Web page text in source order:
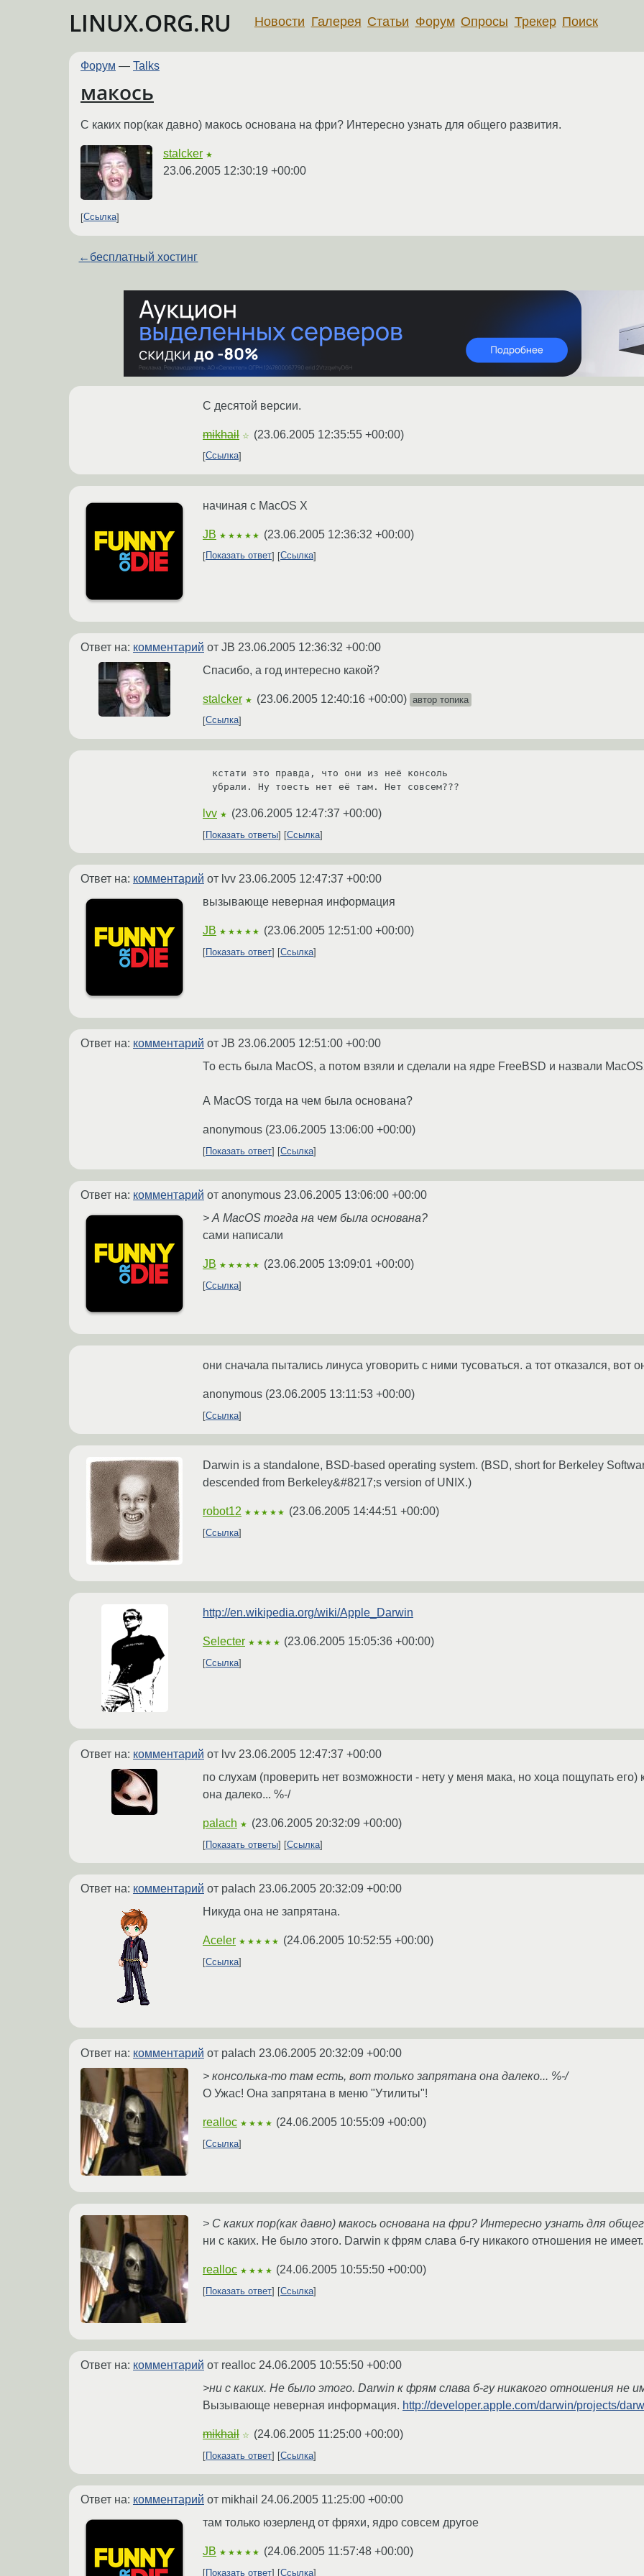
LINUX.ORG.RU Новости Галерея Статьи Форум Опросы Трекер Поиск
Форум — Talks
макось
С каких пор(как давно) макось основана на фри? Интересно узнать для общего развития.
stalcker ★
23.06.2005 12:30:19 +00:00
Ссылка
← бесплатный хостинг
С десятой версии.
mikhail ☆ (23.06.2005 12:35:55 +00:00)
Ссылка
начиная с MacOS X
JB ★★★★★ (23.06.2005 12:36:32 +00:00)
Показать ответ Ссылка
Ответ на: комментарий от JB 23.06.2005 12:36:32 +00:00
Спасибо, а год интересно какой?
stalcker ★ (23.06.2005 12:40:16 +00:00) автор топика
Ссылка
кстати это правда, что они из неё консоль
убрали. Ну тоесть нет её там. Нет совсем???
lvv ★ (23.06.2005 12:47:37 +00:00)
Показать ответы Ссылка
Ответ на: комментарий от lvv 23.06.2005 12:47:37 +00:00
вызывающе неверная информация
JB ★★★★★ (23.06.2005 12:51:00 +00:00)
Показать ответ Ссылка
Ответ на: комментарий от JB 23.06.2005 12:51:00 +00:00
То есть была MacOS, а потом взяли и сделали на ядре FreeBSD и назвали
А MacOS тогда на чем была основана?
anonymous (23.06.2005 13:06:00 +00:00)
Показать ответ Ссылка
Ответ на: комментарий от anonymous 23.06.2005 13:06:00 +00:00
> А MacOS тогда на чем была основана?
сами написали
JB ★★★★★ (23.06.2005 13:09:01 +00:00)
Ссылка
они сначала пытались линуса уговорить с ними тусоваться. а тот отказался, вот
anonymous (23.06.2005 13:11:53 +00:00)
Ссылка
Darwin is a standalone, BSD-based operating system. (BSD, short for Berkeley
descended from Berkeley&#8217;s version of UNIX.)
robot12 ★★★★★ (23.06.2005 14:44:51 +00:00)
Ссылка
http://en.wikipedia.org/wiki/Apple_Darwin
Selecter ★★★★ (23.06.2005 15:05:36 +00:00)
Ссылка
Ответ на: комментарий от lvv 23.06.2005 12:47:37 +00:00
по слухам (проверить нет возможности - нету у меня мака, но хоца пощупать его)
она далеко... %-/
palach ★ (23.06.2005 20:32:09 +00:00)
Показать ответы Ссылка
Ответ на: комментарий от palach 23.06.2005 20:32:09 +00:00
Никуда она не запрятана.
Aceler ★★★★★ (24.06.2005 10:52:55 +00:00)
Ссылка
Ответ на: комментарий от palach 23.06.2005 20:32:09 +00:00
> консолька-то там есть, вот только запрятана она далеко... %-/
О Ужас! Она запрятана в меню "Утилиты"!
realloc ★★★★ (24.06.2005 10:55:09 +00:00)
Ссылка
> С каких пор(как давно) макось основана на фри? Интересно узнать для
ни с каких. Не было этого. Darwin к фрям слава б-гу никакого отношения не имеет.
realloc ★★★★ (24.06.2005 10:55:50 +00:00)
Показать ответ Ссылка
Ответ на: комментарий от realloc 24.06.2005 10:55:50 +00:00
>ни с каких. Не было этого. Darwin к фрям слава б-гу никакого отношения не
Вызывающе неверная информация. http://developer.apple.com/darwin/projects/
mikhail ☆ (24.06.2005 11:25:00 +00:00)
Показать ответ Ссылка
Ответ на: комментарий от mikhail 24.06.2005 11:25:00 +00:00
там только юзерленд от фряхи, ядро совсем другое
JB ★★★★★ (24.06.2005 11:57:48 +00:00)
Показать ответ Ссылка